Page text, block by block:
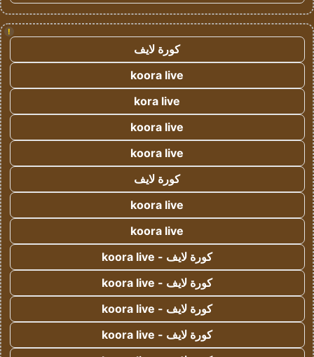
!
كورة لايف
koora live
kora live
koora live
koora live
كورة لايف
koora live
koora live
كورة لايف - koora live
كورة لايف - koora live
كورة لايف - koora live
كورة لايف - koora live